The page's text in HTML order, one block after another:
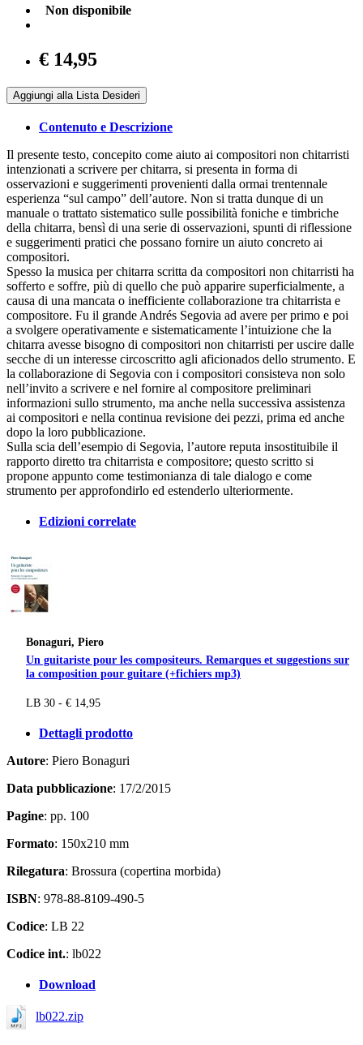
Non disponibile
€ 14,95
Aggiungi alla Lista Desideri
Contenuto e Descrizione
Il presente testo, concepito come aiuto ai compositori non chitarristi
intenzionati a scrivere per chitarra, si presenta in forma di
osservazioni e suggerimenti provenienti dalla ormai trentennale
esperienza “sul campo” dell’autore. Non si tratta dunque di un
manuale o trattato sistematico sulle possibilità foniche e timbriche
della chitarra, bensì di una serie di osservazioni, spunti di riflessione
e suggerimenti pratici che possano fornire un aiuto concreto ai
compositori.
Spesso la musica per chitarra scritta da compositori non chitarristi ha
sofferto e soffre, più di quello che può apparire superficialmente, a
causa di una mancata o inefficiente collaborazione tra chitarrista e
compositore. Fu il grande Andrés Segovia ad avere per primo e poi
a svolgere operativamente e sistematicamente l’intuizione che la
chitarra avesse bisogno di compositori non chitarristi per uscire dalle
secche di un interesse circoscritto agli aficionados dello strumento. E
la collaborazione di Segovia con i compositori consisteva non solo
nell’invito a scrivere e nel fornire al compositore preliminari
informazioni sullo strumento, ma anche nella successiva assistenza
ai compositori e nella continua revisione dei pezzi, prima ed anche
dopo la loro pubblicazione.
Sulla scia dell’esempio di Segovia, l’autore reputa insostituibile il
rapporto diretto tra chitarrista e compositore; questo scritto si
propone appunto come testimonianza di tale dialogo e come
strumento per approfondirlo ed estenderlo ulteriormente.
Edizioni correlate
Bonaguri, Piero
Un guitariste pour les compositeurs. Remarques et suggestions sur
la composition pour guitare (+fichiers mp3)
LB 30 - € 14,95
Dettagli prodotto
Autore: Piero Bonaguri
Data pubblicazione: 17/2/2015
Pagine: pp. 100
Formato: 150x210 mm
Rilegatura: Brossura (copertina morbida)
ISBN: 978-88-8109-490-5
Codice: LB 22
Codice int.: lb022
Download
lb022.zip